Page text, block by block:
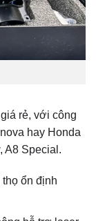
rẻ, với công
hay Honda
A8 Special.
ổn định